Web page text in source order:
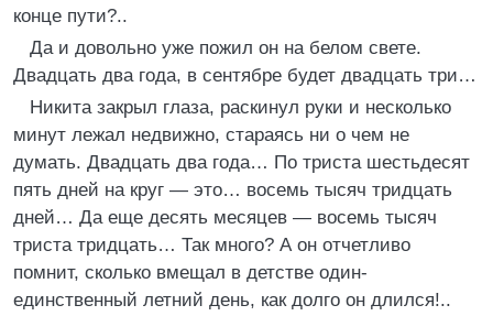
конце пути?..
Да и довольно уже пожил он на белом свете.
Двадцать два года, в сентябре будет двадцать три…
Никита закрыл глаза, раскинул руки и несколько
минут лежал недвижно, стараясь ни о чем не
думать. Двадцать два года… По триста шестьдесят
пять дней на круг — это… восемь тысяч тридцать
дней… Да еще десять месяцев — восемь тысяч
триста тридцать… Так много? А он отчетливо
помнит, сколько вмещал в детстве один-
единственный летний день, как долго он длился!..